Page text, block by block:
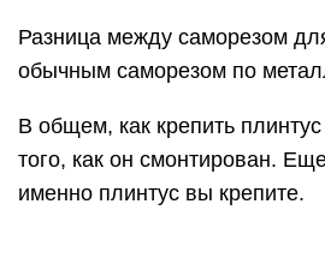
Разница между саморезом
обычным саморезом по
В общем, как крепить
того, как он смонтирован.
именно плинтус вы крепите.